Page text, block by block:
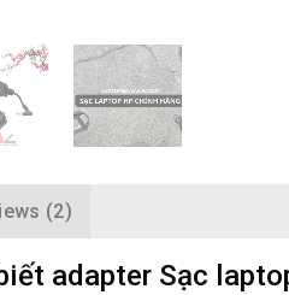
(2)
adapter Sạc